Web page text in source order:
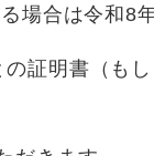
場合は令和8
証明書（も